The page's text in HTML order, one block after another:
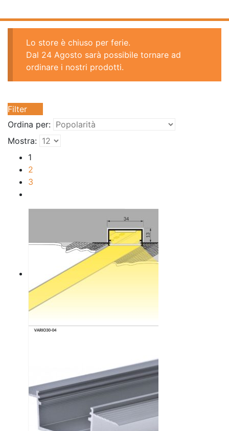
Lo store è chiuso per ferie.
Dal 24 Agosto sarà possibile tornare ad
ordinare i nostri prodotti.
Filter
Ordina per:
Mostra:
1
2
3